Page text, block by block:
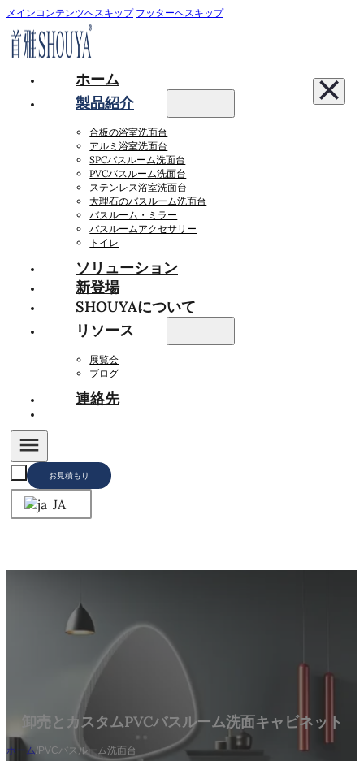
メインコンテンツへスキップ フッターへスキップ
ホーム
製品紹介
合板の浴室洗面台
アルミ浴室洗面台
SPCバスルーム洗面台
PVCバスルーム洗面台
ステンレス浴室洗面台
大理石のバスルーム洗面台
バスルーム・ミラー
バスルームアクセサリー
トイレ
ソリューション
新登場
SHOUYAについて
リソース
展覧会
ブログ
連絡先
お見積もり
JA
卸売とカスタムPVCバスルーム洗面キャビネット
ホーム/PVCバスルーム洗面台